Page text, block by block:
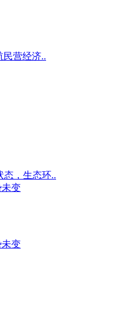
民营经济..
态，生态环..
变
变